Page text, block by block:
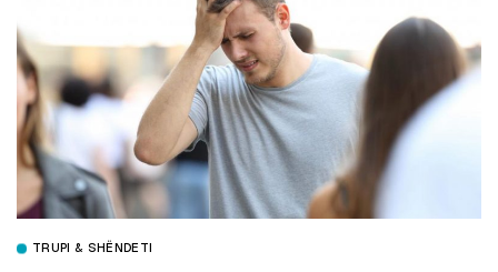
TRUPI & SHËNDETI